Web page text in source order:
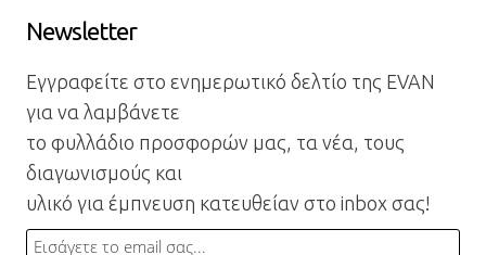
Newsletter
Εγγραφείτε στο ενημερωτικό δελτίο της EVAN
για να λαμβάνετε
το φυλλάδιο προσφορών μας, τα νέα, τους
διαγωνισμούς και
υλικό για έμπνευση κατευθείαν στο inbox σας!